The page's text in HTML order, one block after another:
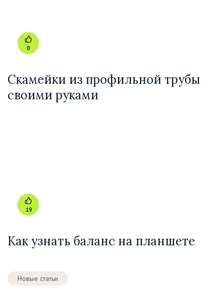
0
Скамейки из профильной трубы
своими руками
19
Как узнать баланс на планшете
Новые статьи